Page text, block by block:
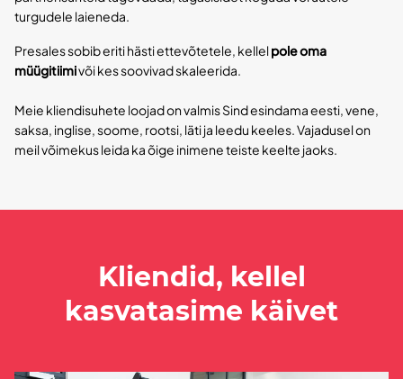
turgudele laieneda.
Presales sobib eriti hästi ettevõtetele, kellelpole oma
müügitiimivõi kes soovivad skaleerida.
Meie kliendisuhete loojad on valmis Sind esindama eesti, vene,
saksa, inglise, soome, rootsi, läti ja leedu keeles. Vajadusel on
meil võimekus leida ka õige inimene teiste keelte jaoks.
Kliendid, kellel
kasvatasime käivet